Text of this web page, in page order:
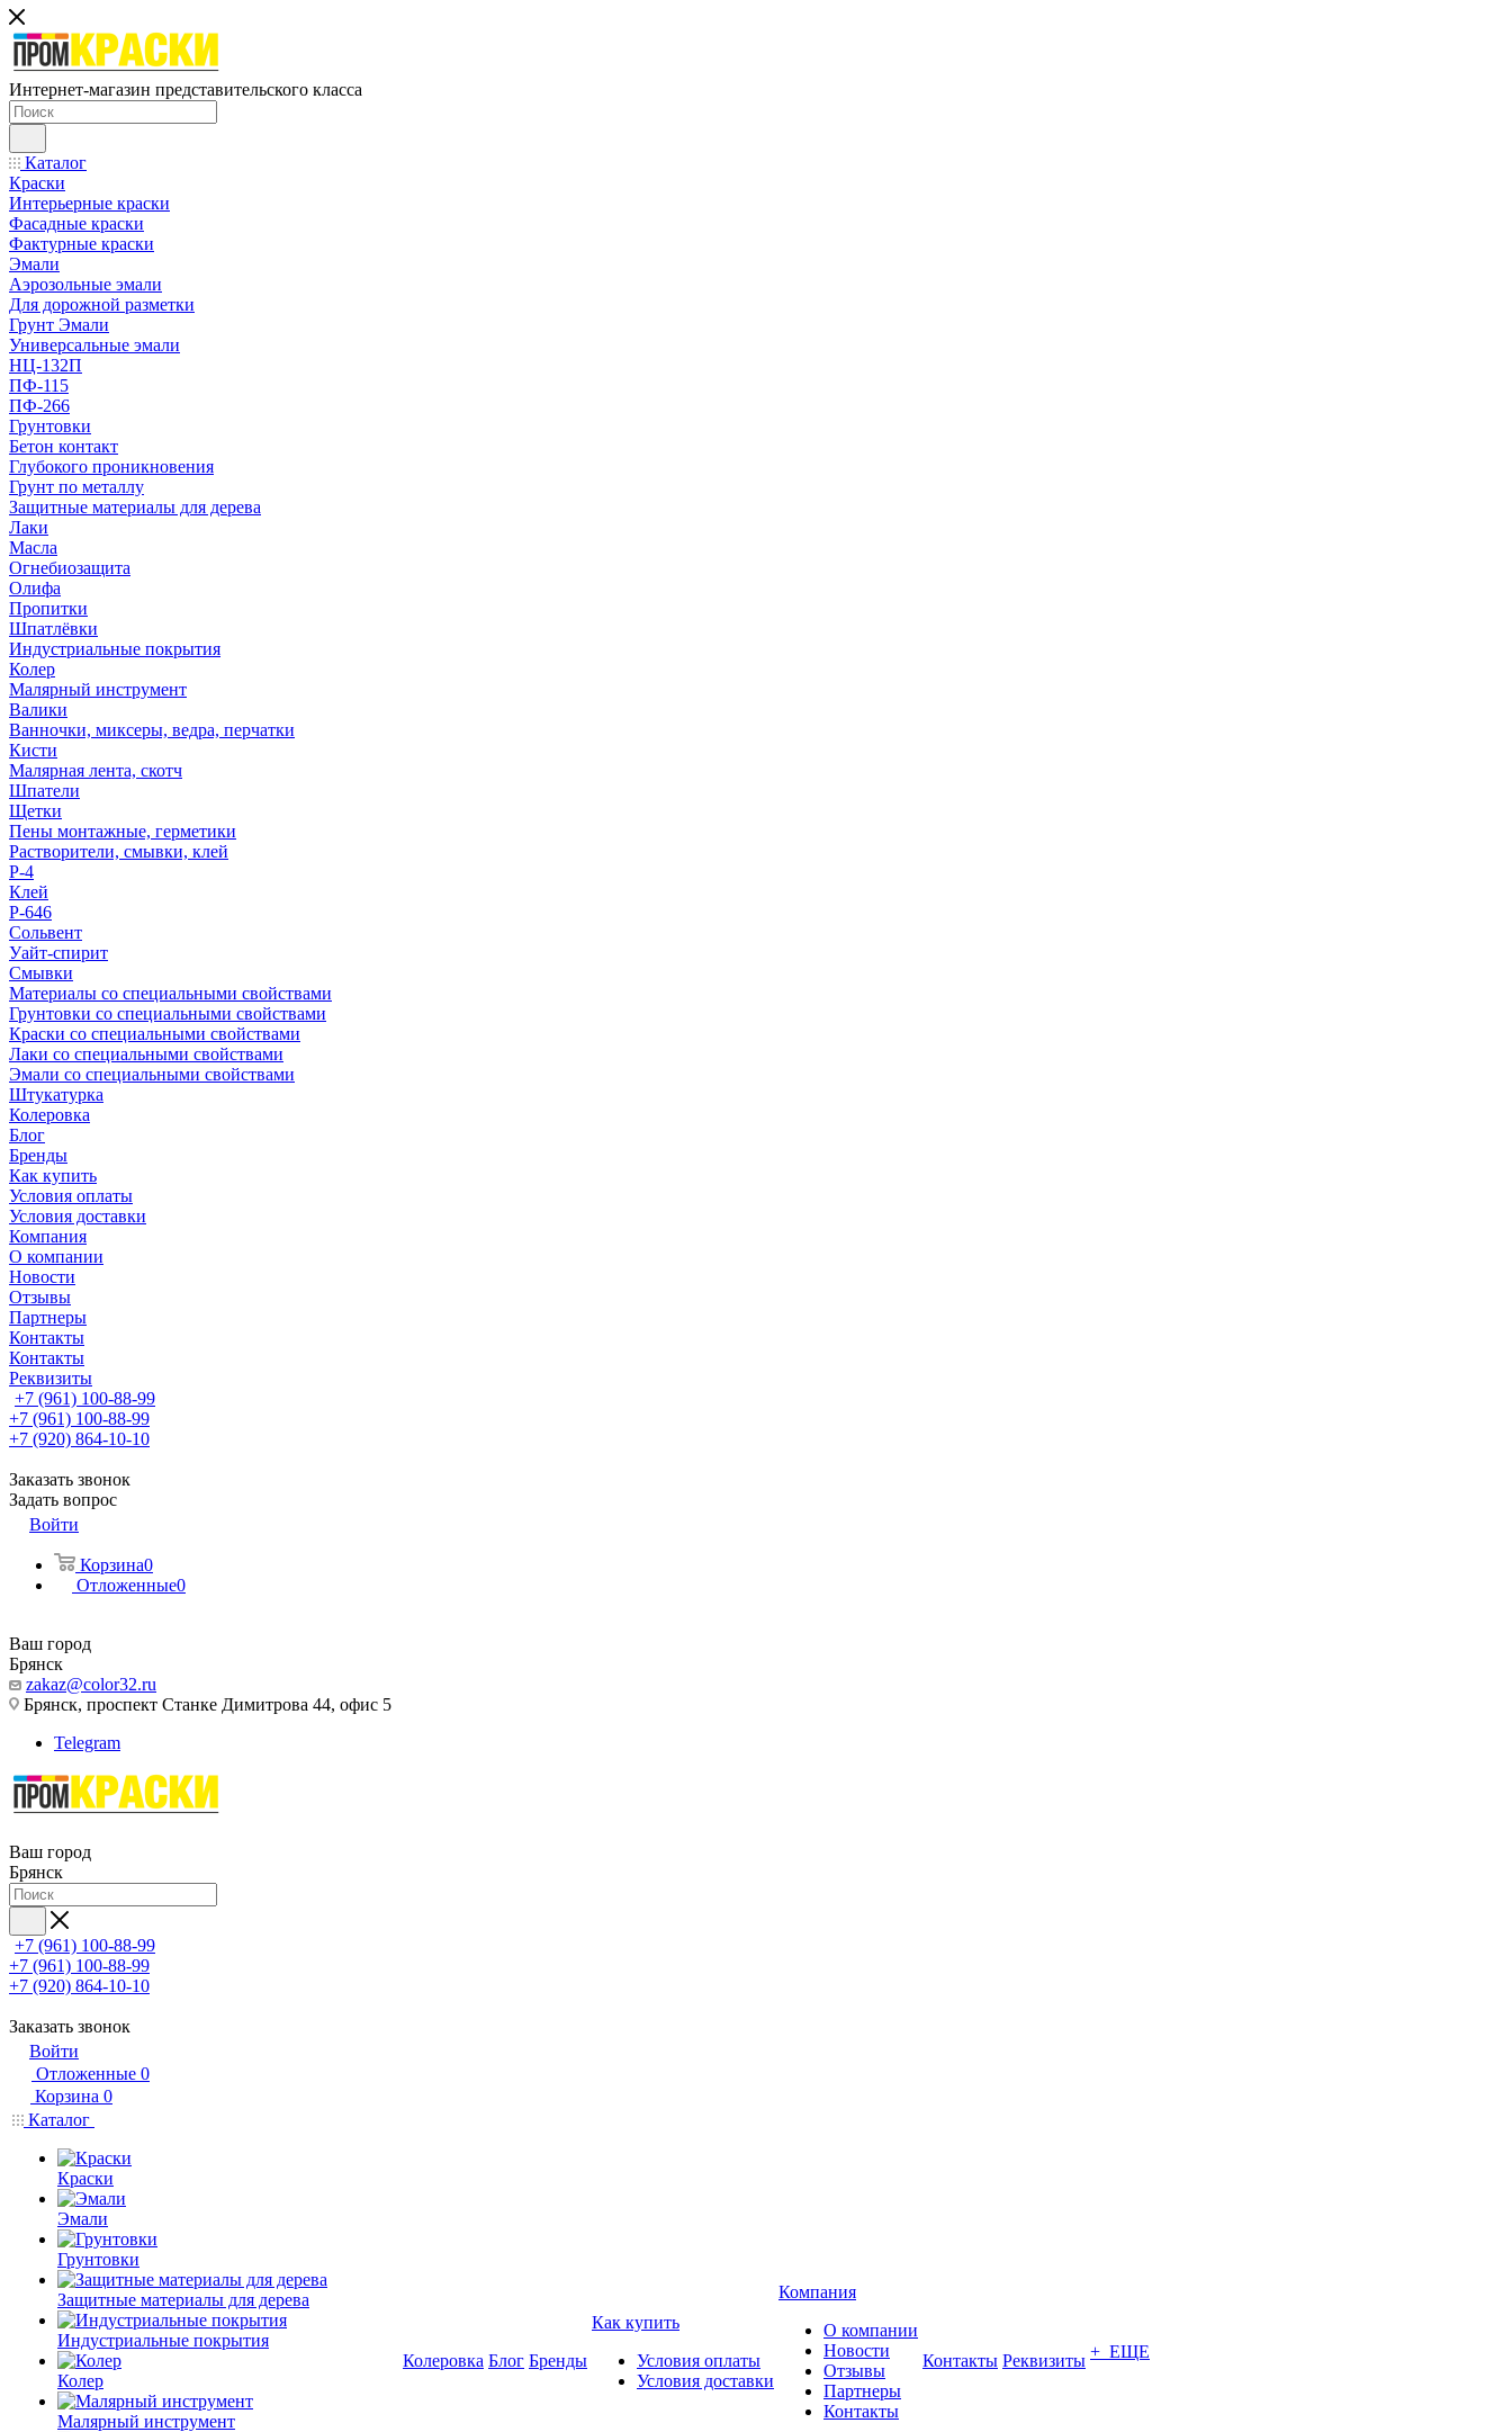
Интернет-магазин представительского класса
Каталог
Краски
Интерьерные краски
Фасадные краски
Фактурные краски
Эмали
Аэрозольные эмали
Для дорожной разметки
Грунт Эмали
Универсальные эмали
НЦ-132П
ПФ-115
ПФ-266
Грунтовки
Бетон контакт
Глубокого проникновения
Грунт по металлу
Защитные материалы для дерева
Лаки
Масла
Огнебиозащита
Олифа
Пропитки
Шпатлёвки
Индустриальные покрытия
Колер
Малярный инструмент
Валики
Ванночки, миксеры, ведра, перчатки
Кисти
Малярная лента, скотч
Шпатели
Щетки
Пены монтажные, герметики
Растворители, смывки, клей
Р-4
Клей
Р-646
Сольвент
Уайт-спирит
Смывки
Материалы со специальными свойствами
Грунтовки со специальными свойствами
Краски со специальными свойствами
Лаки со специальными свойствами
Эмали со специальными свойствами
Штукатурка
Колеровка
Блог
Бренды
Как купить
Условия оплаты
Условия доставки
Компания
О компании
Новости
Отзывы
Партнеры
Контакты
Контакты
Реквизиты
+7 (961) 100-88-99
+7 (961) 100-88-99
+7 (920) 864-10-10
Заказать звонок
Задать вопрос
Войти
Корзина0
Отложенные0
Ваш город
Брянск
zakaz@color32.ru
Брянск, проспект Станке Димитрова 44, офис 5
Telegram
Ваш город
Брянск
+7 (961) 100-88-99
+7 (961) 100-88-99
+7 (920) 864-10-10
Заказать звонок
Войти
Отложенные 0
Корзина 0
Каталог
Краски
Эмали
Грунтовки
Защитные материалы для дерева
Индустриальные покрытия
Колер
Малярный инструмент
Колеровка Блог Бренды
Как купить
Условия оплаты
Условия доставки
Компания
О компании
Новости
Отзывы
Партнеры
Контакты
Контакты Реквизиты + ЕЩЕ